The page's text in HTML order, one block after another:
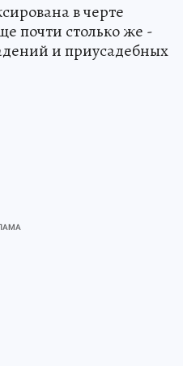
в черте
почти столько же -
и приусадебных